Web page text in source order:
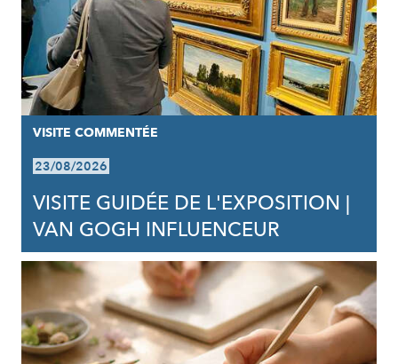
VISITE COMMENTÉE
23/08/2026
VISITE GUIDÉE DE L'EXPOSITION |
VAN GOGH INFLUENCEUR